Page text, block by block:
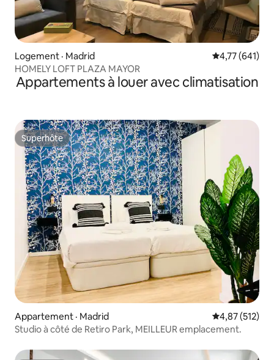
Logement · Madrid Note
4,77 (641)
HOMELY LOFT PLAZA MAYOR
Appartements à louer avec climatisation
Superhôte
Superhôte
Appartement · Madrid Note
4,87 (512)
Studio à côté de Retiro Park, MEILLEUR emplacement.